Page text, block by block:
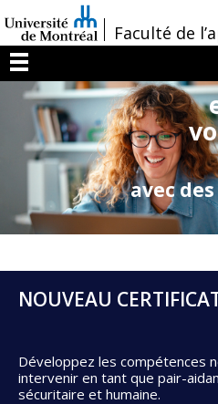
au
contenu
/Faculté de
Menu
avec
NOUVEAU
Développez les compétences
intervenir en tant que pair-
sécuritaire et humaine.